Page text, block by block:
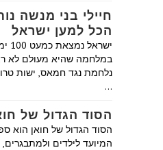
חיילי בני מנשה
הכל למען ישראל
ישראל
במלחמה שהיא מעולם לא
נלחמת נגד חמאס, ישות
…
הסוד הגדול של
הסוד הגדול של חואן הוא
המיועד לילדים